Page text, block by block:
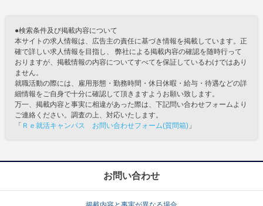
●検索条件及び掲載内容について
本サイトの求人情報は、広告主の責任に基づき情報を掲載しています。正
確で詳しい求人情報を目指し、 弊社による掲載内容の確認を随時行って
おりますが、掲載情報の内容についてすべてを保証しているわけではあり
ません。
就職活動の際には、雇用形態・勤務時間・休日休暇・給与・待遇などの詳
細情報をご自身で十分に確認して頂きますようお願い致します。
万一、掲載内容と事実に相違があった際は、下記問い合わせフォームより
ご連絡ください。調査の上、対応いたします。
「 Ｒｅ就活キャンパス お問い合わせフォーム(質問箱) 」
お問い合わせ